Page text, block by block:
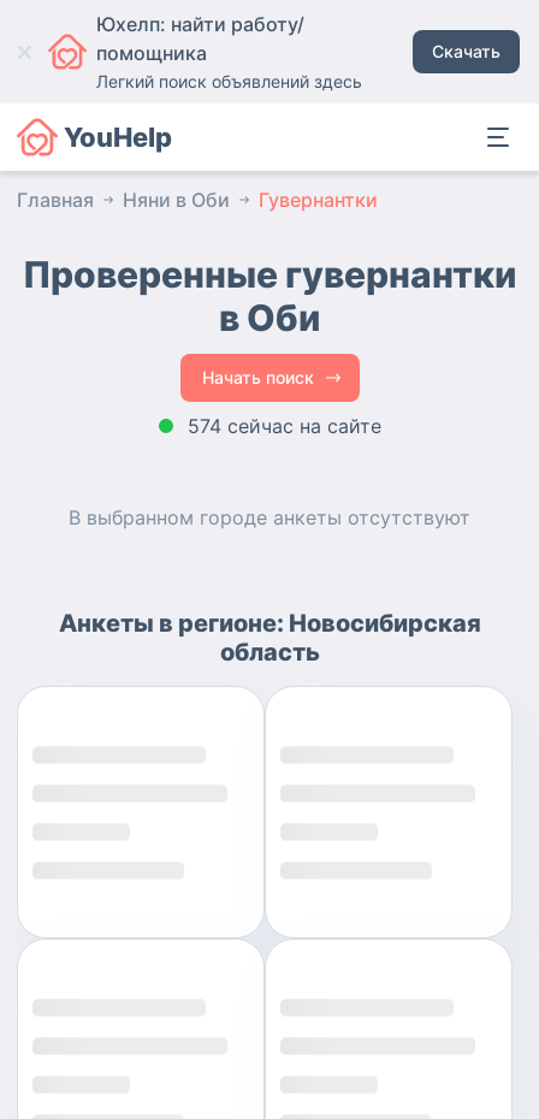
Юхелп: найти работу/
помощника
Легкий поиск объявлений здесь
Скачать
YouHelp
Главная Няни в Оби Гувернантки
Проверенные гувернантки
в Оби
Начать поиск
574 сейчас на сайте
В выбранном городе анкеты отсутствуют
Анкеты в регионе: Новосибирская
область